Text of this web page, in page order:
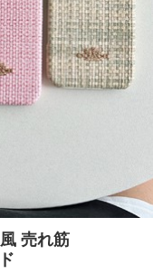
売れ筋